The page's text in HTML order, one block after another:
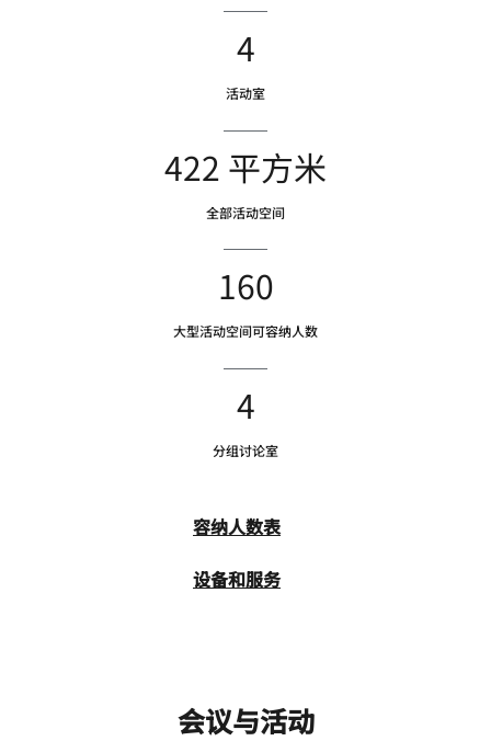
4
活动室
422 平方米
全部活动空间
160
大型活动空间可容纳人数
4
分组讨论室
容纳人数表
设备和服务
会议与活动